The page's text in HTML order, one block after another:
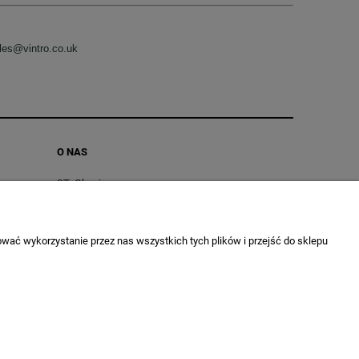
O NAS
SToGlarnia
Kontakt
wykorzystanie przez nas wszystkich tych plików i przejść do sklepu